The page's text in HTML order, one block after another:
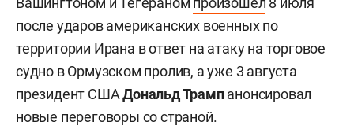
после ударов американских военных по
территории Ирана в ответ на атаку на торговое
судно в Ормузском пролив, а уже 3 августа
президент СШАДональд Трамп анонсировал
новые переговоры со страной.